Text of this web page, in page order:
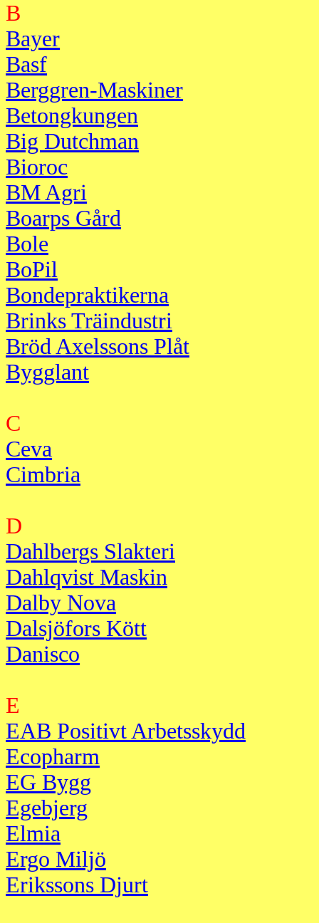
B
Bayer
Basf
Berggren-Maskiner
Betongkungen
Big Dutchman
Bioroc
BM Agri
Boarps Gård
Bole
BoPil
Bondepraktikerna
Brinks Träindustri
Bröd Axelssons Plåt
Bygglant
C
Ceva
Cimbria
D
Dahlbergs Slakteri
Dahlqvist Maskin
Dalby Nova
Dalsjöfors Kött
Danisco
E
EAB Positivt Arbetsskydd
Ecopharm
EG Bygg
Egebjerg
Elmia
Ergo Miljö
Erikssons Djurt